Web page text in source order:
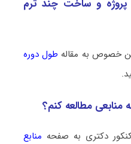
و ساخت چند ترم
خصوص به مقاله طول دوره
منابعی مطالعه کنم؟
دکتری به صفحه منابع